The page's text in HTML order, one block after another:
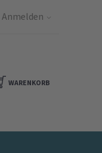
Anmelden
WARENKORB